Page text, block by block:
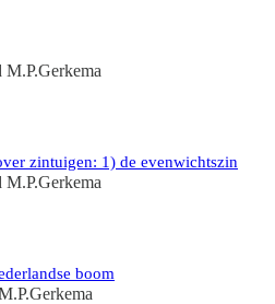
M.P.Gerkema
zintuigen: 1) de evenwichtszin
M.P.Gerkema
boom